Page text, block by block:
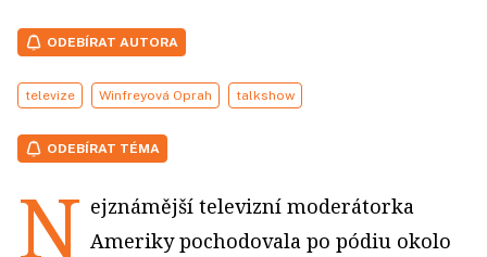
ODEBÍRAT AUTORA
televize Winfreyová Oprah talkshow
ODEBÍRAT TÉMA
N ejznámější televizní moderátorka
Ameriky pochodovala po pódiu okolo